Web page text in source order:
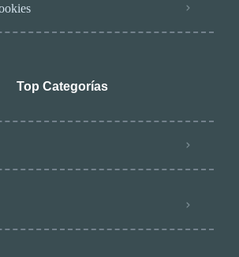
Top Categorías